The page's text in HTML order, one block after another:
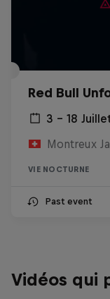
Red Bull
3 – 18
Montreux
VIE NOCTURNE
Past event
Vidéos qui